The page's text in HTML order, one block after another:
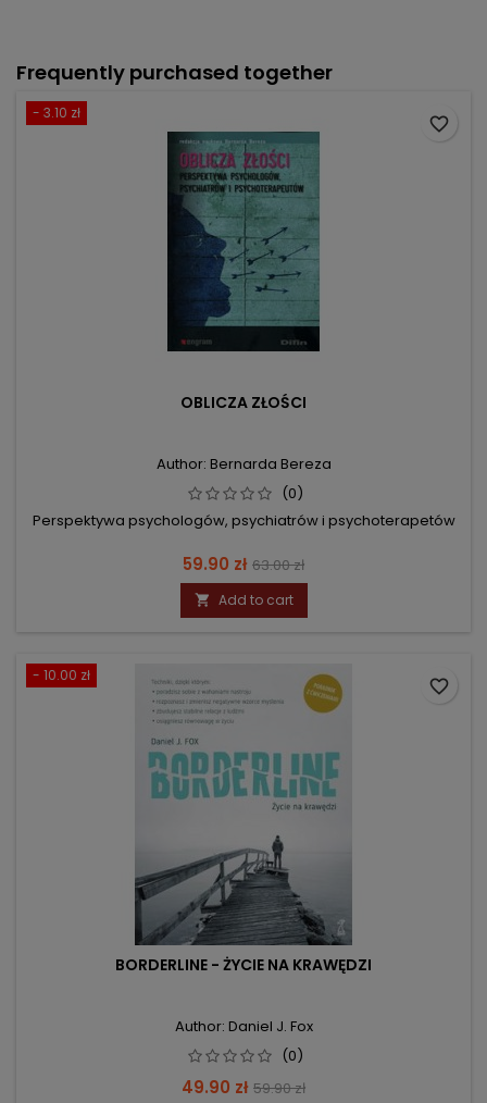
Frequently purchased together
- 3.10 zł
OBLICZA ZŁOŚCI
Author: Bernarda Bereza
(0)
Perspektywa psychologów, psychiatrów i psychoterapetów
Price
59.90 zł Regular
price
63.00 zł
 Add to cart
favorite_border
- 10.00 zł
BORDERLINE - ŻYCIE NA KRAWĘDZI
Author: Daniel J. Fox
(0)
Price
49.90 zł Regular
59.90 zł
favorite_border